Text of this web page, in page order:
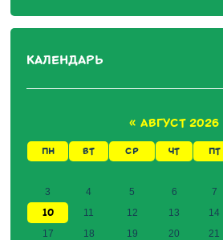
КАЛЕНДАРЬ
« АВГУСТ 2026
ПН ВТ СР ЧТ ПТ
3
4 5 6 7
10 11 12 13 14
17
18 19 20 21